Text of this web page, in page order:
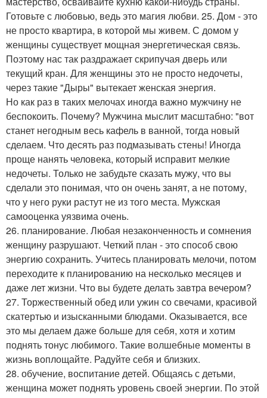
Готовьте с любовью, ведь это магия любви. 25. Дом - это
не просто квартира, в которой мы живем. С домом у
женщины существует мощная энергетическая связь.
Поэтому нас так раздражает скрипучая дверь или
текущий кран. Для женщины это не просто недочеты,
через такие "Дыры" вытекает женская энергия.
Но как раз в таких мелочах иногда важно мужчину не
беспокоить. Почему? Мужчина мыслит масштабно: "вот
станет негодным весь кафель в ванной, тогда новый
сделаем. Что десять раз подмазывать стены! Иногда
проще нанять человека, который исправит мелкие
недочеты. Только не забудьте сказать мужу, что вы
сделали это понимая, что он очень занят, а не потому,
что у него руки растут не из того места. Мужская
самооценка уязвима очень.
26. планирование. Любая незаконченность и сомнения
женщину разрушают. Четкий план - это способ свою
энергию сохранить. Учитесь планировать мелочи, потом
переходите к планированию на несколько месяцев и
даже лет жизни. Что вы будете делать завтра вечером?
27. Торжественный обед или ужин со свечами, красивой
скатертью и изысканными блюдами. Оказывается, все
это мы делаем даже больше для себя, хотя и хотим
поднять тонус любимого. Такие волшебные моменты в
жизнь воплощайте. Радуйте себя и близких.
28. обучение, воспитание детей. Общаясь с детьми,
женщина может поднять уровень своей энергии. По этой